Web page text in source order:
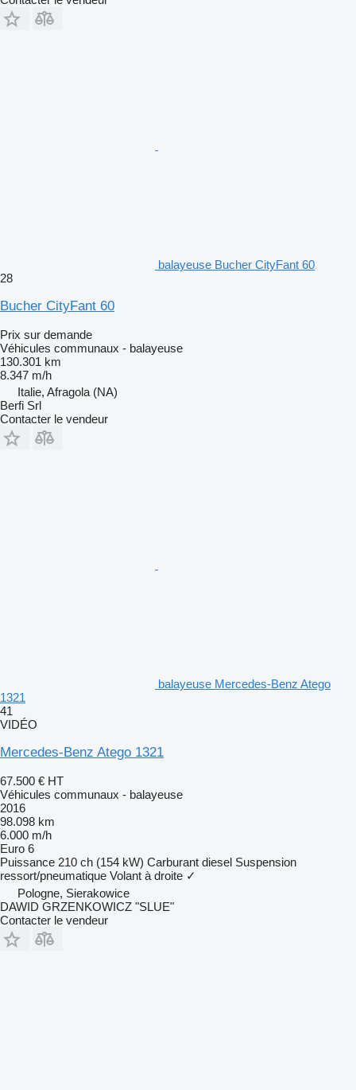
balayeuse Bucher CityFant 60
28
Bucher CityFant 60
Prix sur demande
Véhicules communaux - balayeuse
130.301 km
8.347 m/h
Italie, Afragola (NA)
Berfi Srl
Contacter le vendeur
balayeuse Mercedes-Benz Atego
1321
41
VIDÉO
Mercedes-Benz Atego 1321
67.500 € HT
Véhicules communaux - balayeuse
2016
98.098 km
6.000 m/h
Euro 6
Puissance 210 ch (154 kW) Carburant diesel Suspension
ressort/pneumatique Volant à droite ✓
Pologne, Sierakowice
DAWID GRZENKOWICZ "SLUE"
Contacter le vendeur